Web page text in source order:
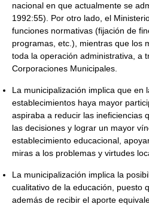
nacional en que actualmente se
1992:55). Por otro lado, el
funciones normativas (fijación de
programas, etc.), mientras que los
toda la operación administrativa, a
Corporaciones Municipales.
La municipalización implica que en
establecimientos haya mayor
aspiraba a reducir las ineficiencias
las decisiones y lograr un mayor
establecimiento educacional,
miras a los problemas y virtudes
La municipalización implica la
cualitativo de la educación, puesto
además de recibir el aporte